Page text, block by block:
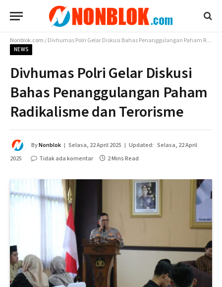
Nonblok.com/Divhumas Polri Gelar Diskusi Bahas Penanggulangan Paham Radikalisme dan Terorisme
NEWS
Divhumas Polri Gelar Diskusi
Bahas Penanggulangan Paham
Radikalisme dan Terorisme
ByNonblok Selasa, 22 April 2025 Updated: Selasa, 22 April
2025
Tidak ada komentar 2 Mins Read